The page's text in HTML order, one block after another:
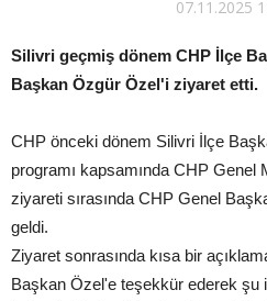
07.11.2025
Silivri geçmiş dönem CHP İlçe
Başkan Özgür Özel'i ziyaret etti.
CHP önceki dönem Silivri İlçe
programı kapsamında CHP
ziyareti sırasında CHP Genel
geldi.
Ziyaret sonrasında kısa bir
Başkan Özel'e teşekkür ederek şu